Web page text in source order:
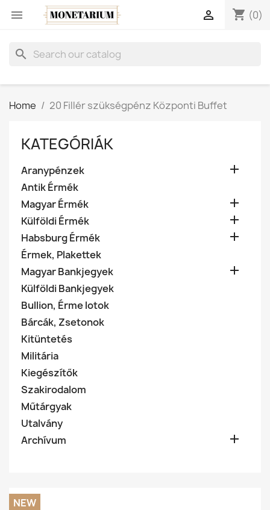
 shopping_cart (0)

search
Home 20 Fillér szükségpénz Központi Buffet
KATEGÓRIÁK
Aranypénzek 
Antik Érmék
Magyar Érmék

Külföldi Érmék 
Habsburg Érmék 
Érmek, Plakettek
Magyar Bankjegyek

Külföldi Bankjegyek
Bullion, Érme lotok
Bárcák, Zsetonok
Kitüntetés
Militária
Kiegészítők
Szakirodalom
Műtárgyak
Utalvány
Archívum

NEW